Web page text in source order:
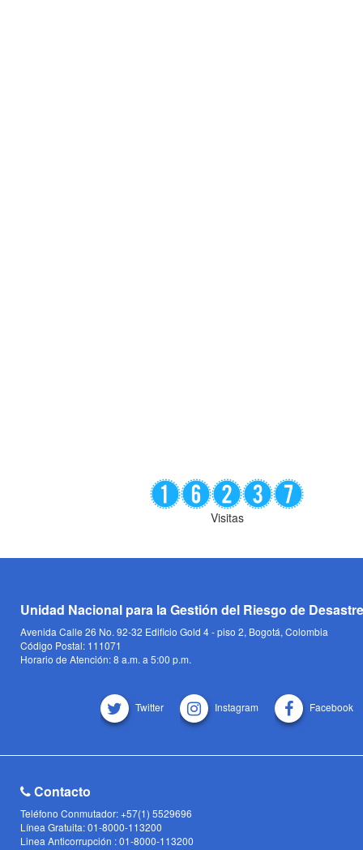
Visitas
Unidad Nacional para la Gestión del Riesgo de
Avenida Calle 26 No. 92-32 Edificio Gold 4 - piso 2, Bogotá, Colombia
Código Postal: 111071
Horario de Atención: 8 a.m. a 5:00 p.m.
Twitter Instagram Facebook
Contacto
Teléfono Conmutador: +57(1) 5529696
Línea Gratuita: 01-8000-113200
Linea Anticorrupción : 01-8000-113200